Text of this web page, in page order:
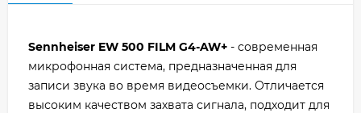
Sennheiser EW 500 FILM G4-AW+ - современная
микрофонная система, предназначенная для
записи звука во время видеосъемки. Отличается
высоким качеством захвата сигнала, подходит для